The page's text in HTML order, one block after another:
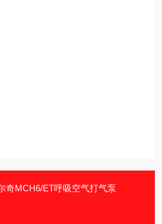
奇MCH6/ET呼吸空气打气泵